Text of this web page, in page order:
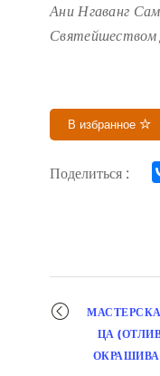
Ани Нгаванг
Святейшеством
В избранное
Поделиться :
ЦА